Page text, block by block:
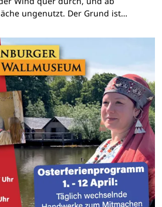
ungenutzt. Der Grund ist…